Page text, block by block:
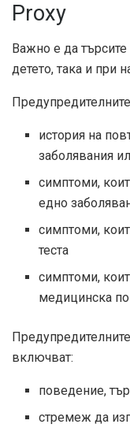
Proxy
Важно е да
детето, така и при
история на
заболявания
симптоми,
едно
симптоми,
теста
симптоми,
медицинска
включват:
поведение,
стремеж да